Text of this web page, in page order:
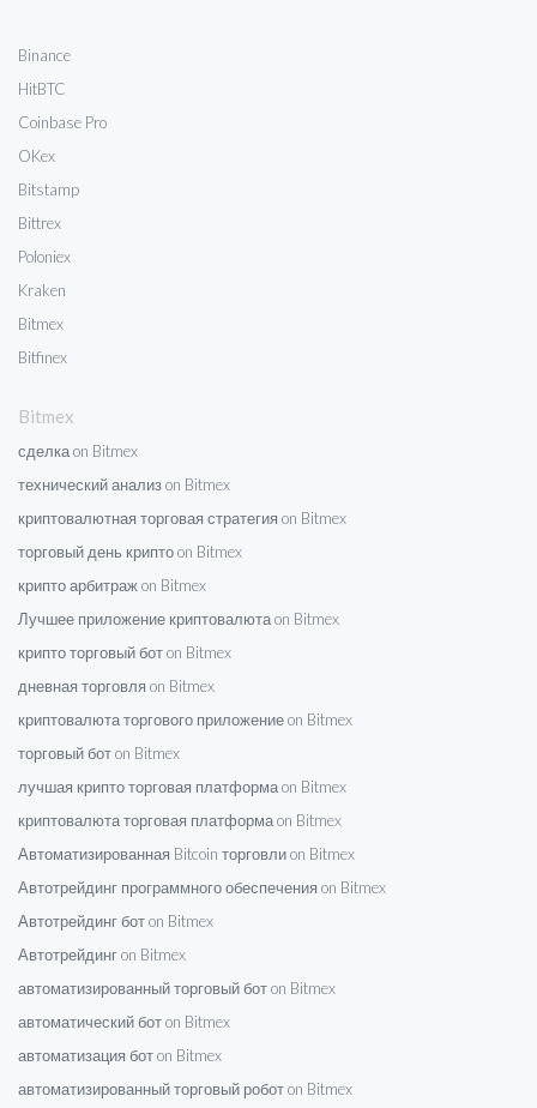
Binance
HitBTC
Coinbase Pro
OKex
Bitstamp
Bittrex
Poloniex
Kraken
Bitmex
Bitfinex
Bitmex
сделка on Bitmex
технический анализ on Bitmex
криптовалютная торговая стратегия on Bitmex
торговый день крипто on Bitmex
крипто арбитраж on Bitmex
Лучшее приложение криптовалюта on Bitmex
крипто торговый бот on Bitmex
дневная торговля on Bitmex
криптовалюта торгового приложение on Bitmex
торговый бот on Bitmex
лучшая крипто торговая платформа on Bitmex
криптовалюта торговая платформа on Bitmex
Автоматизированная Bitcoin торговли on Bitmex
Автотрейдинг программного обеспечения on Bitmex
Автотрейдинг бот on Bitmex
Автотрейдинг on Bitmex
автоматизированный торговый бот on Bitmex
автоматический бот on Bitmex
автоматизация бот on Bitmex
автоматизированный торговый робот on Bitmex